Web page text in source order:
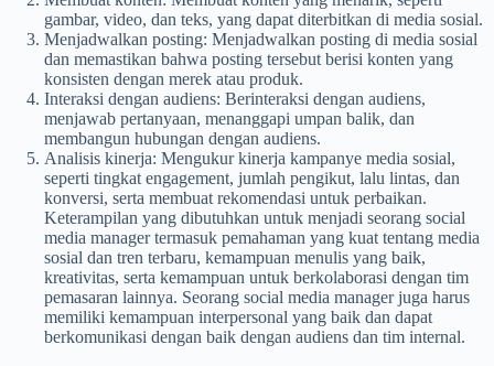
gambar, video, dan teks, yang dapat diterbitkan di media sosial.
Menjadwalkan posting: Menjadwalkan posting di media sosial
dan memastikan bahwa posting tersebut berisi konten yang
konsisten dengan merek atau produk.
Interaksi dengan audiens: Berinteraksi dengan audiens,
menjawab pertanyaan, menanggapi umpan balik, dan
membangun hubungan dengan audiens.
Analisis kinerja: Mengukur kinerja kampanye media sosial,
seperti tingkat engagement, jumlah pengikut, lalu lintas, dan
konversi, serta membuat rekomendasi untuk perbaikan.
Keterampilan yang dibutuhkan untuk menjadi seorang social
media manager termasuk pemahaman yang kuat tentang media
sosial dan tren terbaru, kemampuan menulis yang baik,
kreativitas, serta kemampuan untuk berkolaborasi dengan tim
pemasaran lainnya. Seorang social media manager juga harus
memiliki kemampuan interpersonal yang baik dan dapat
berkomunikasi dengan baik dengan audiens dan tim internal.